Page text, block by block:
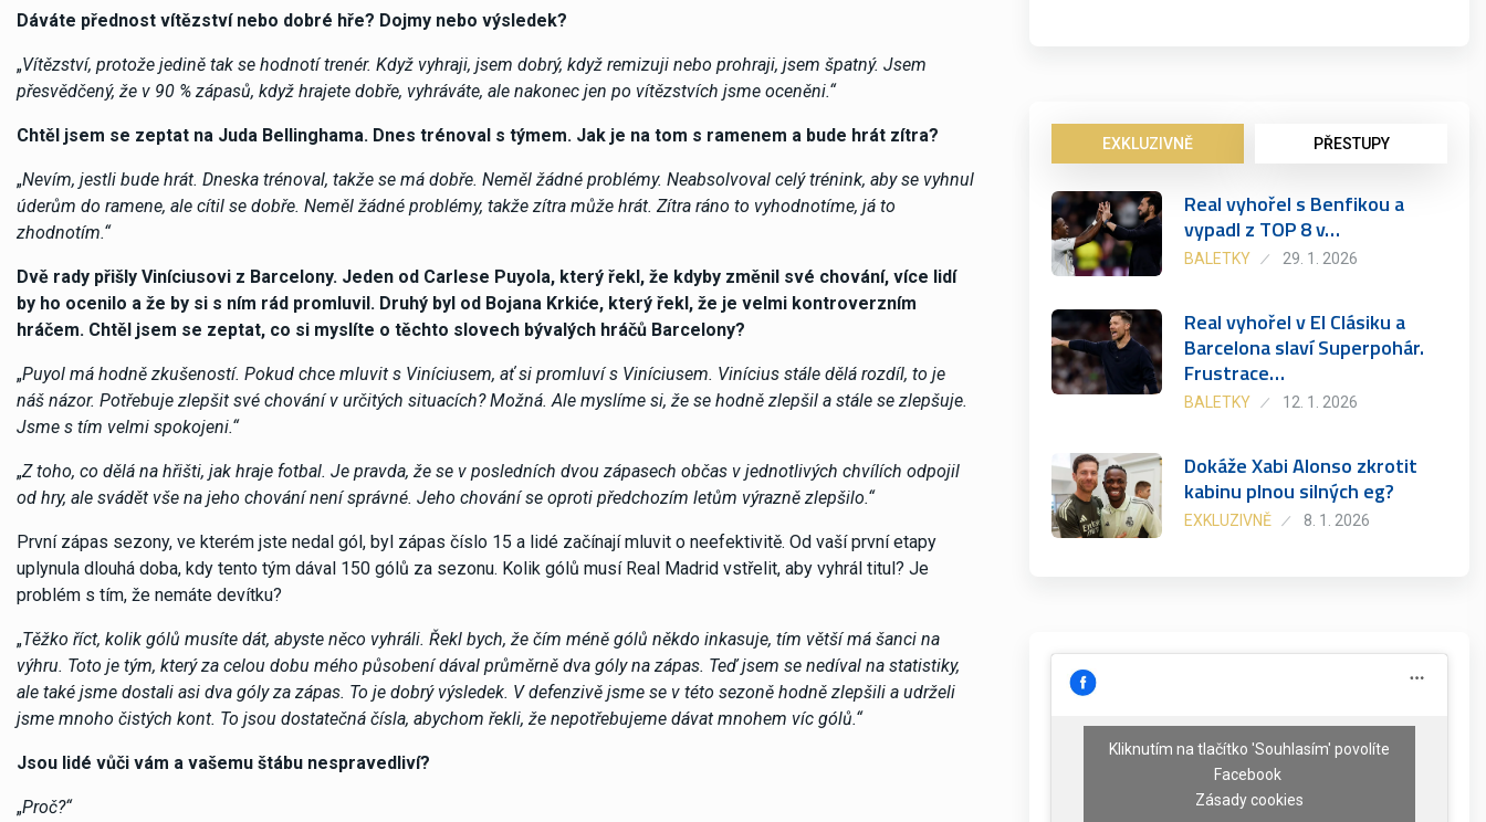
Dáváte přednost vítězství nebo dobré hře? Dojmy nebo výsledek?
„Vítězství, protože jedině tak se hodnotí trenér. Když vyhraji, jsem dobrý, když remizuji nebo prohraji, jsem špatný. Jsem
přesvědčený, že v 90 % zápasů, když hrajete dobře, vyhráváte, ale nakonec jen po vítězstvích jsme oceněni.“
Chtěl jsem se zeptat na Juda Bellinghama. Dnes trénoval s týmem. Jak je na tom s ramenem a bude hrát zítra?
„Nevím, jestli bude hrát. Dneska trénoval, takže se má dobře. Neměl žádné problémy. Neabsolvoval celý trénink, aby se vyhnul
úderům do ramene, ale cítil se dobře. Neměl žádné problémy, takže zítra může hrát. Zítra ráno to vyhodnotíme, já to
zhodnotím.“
Dvě rady přišly Viníciusovi z Barcelony. Jeden od Carlese Puyola, který řekl, že kdyby změnil své chování, více lidí
by ho ocenilo a že by si s ním rád promluvil. Druhý byl od Bojana Krkiće, který řekl, že je velmi kontroverzním
hráčem. Chtěl jsem se zeptat, co si myslíte o těchto slovech bývalých hráčů Barcelony?
„Puyol má hodně zkušeností. Pokud chce mluvit s Viníciusem, ať si promluví s Viníciusem. Vinícius stále dělá rozdíl, to je
náš názor. Potřebuje zlepšit své chování v určitých situacích? Možná. Ale myslíme si, že se hodně zlepšil a stále se zlepšuje.
Jsme s tím velmi spokojeni.“
„Z toho, co dělá na hřišti, jak hraje fotbal. Je pravda, že se v posledních dvou zápasech občas v jednotlivých chvílích odpojil
od hry, ale svádět vše na jeho chování není správné. Jeho chování se oproti předchozím letům výrazně zlepšilo.“
První zápas sezony, ve kterém jste nedal gól, byl zápas číslo 15 a lidé začínají mluvit o neefektivitě. Od vaší první etapy
uplynula dlouhá doba, kdy tento tým dával 150 gólů za sezonu. Kolik gólů musí Real Madrid vstřelit, aby vyhrál titul? Je
problém s tím, že nemáte devítku?
„Těžko říct, kolik gólů musíte dát, abyste něco vyhráli. Řekl bych, že čím méně gólů někdo inkasuje, tím větší má šanci na
výhru. Toto je tým, který za celou dobu mého působení dával průměrně dva góly na zápas. Teď jsem se nedíval na statistiky,
ale také jsme dostali asi dva góly za zápas. To je dobrý výsledek. V defenzivě jsme se v této sezoně hodně zlepšili a udrželi
jsme mnoho čistých kont. To jsou dostatečná čísla, abychom řekli, že nepotřebujeme dávat mnohem víc gólů.“
Jsou lidé vůči vám a vašemu štábu nespravedliví?
„Proč?“
EXKLUZIVNĚ PŘESTUPY
Real vyhořel s Benfikou a
vypadl z TOP 8 v…
BALETKY 29. 1. 2026
Real vyhořel v El Clásiku a
Barcelona slaví Superpohár.
Frustrace…
BALETKY 12. 1. 2026
Dokáže Xabi Alonso zkrotit
kabinu plnou silných eg?
EXKLUZIVNĚ 8. 1. 2026
Kliknutím na tlačítko 'Souhlasím' povolíte
Facebook
Zásady cookies